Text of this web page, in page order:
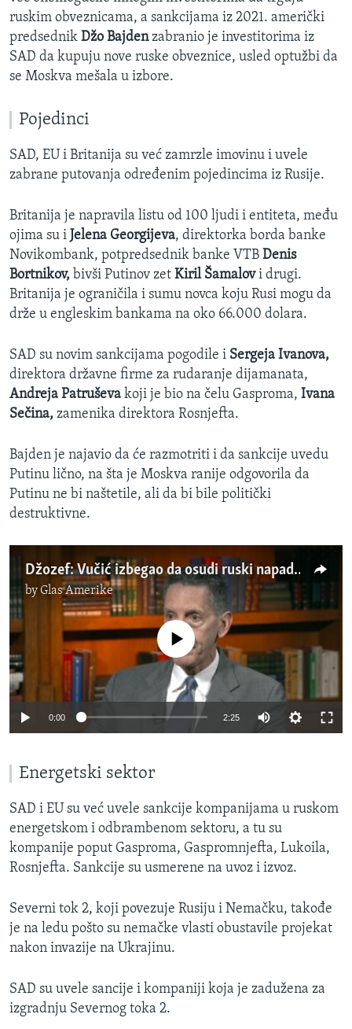
ruskim obveznicama, a sankcijama iz 2021. američki
predsednik Džo Bajdenzabranio je investitorima iz
SAD da kupuju nove ruske obveznice, usled optužbi da
se Moskva mešala u izbore.
Pojedinci
SAD, EU i Britanija su već zamrzle imovinu i uvele
zabrane putovanja određenim pojedincima iz Rusije.
Britanija je napravila listu od 100 ljudi i entiteta, među
ojima su i Jelena Georgijeva, direktorka borda banke
Novikombank, potpredsednik banke VTB Denis
Bortnikov, bivši Putinov zet Kiril Šamalovi drugi.
Britanija je ograničila i sumu novca koju Rusi mogu da
drže u engleskim bankama na oko 66.000 dolara.
SAD su novim sankcijama pogodile i Sergeja Ivanova,
direktora državne firme za rudaranje dijamanata,
Andreja Patruševa koji je bio na čelu Gasproma, Ivana
Sečina, zamenika direktora Rosnjefta.
Bajden je najavio da će razmotriti i da sankcije uvedu
Putinu lično, na šta je Moskva ranije odgovorila da
Putinu ne bi naštetile, ali da bi bile politički
destruktivne.
Džozef: Vučić izbegao da osudi ruski napad na Ukrajinu
byGlas Amerike
No media source currently available
0:00 2:25
Energetski sektor
SAD i EU su već uvele sankcije kompanijama u ruskom
energetskom i odbrambenom sektoru, a tu su
kompanije poput Gasproma, Gaspromnjefta, Lukoila,
Rosnjefta. Sankcije su usmerene na uvoz i izvoz.
Severni tok 2, koji povezuje Rusiju i Nemačku, takođe
je na ledu pošto su nemačke vlasti obustavile projekat
nakon invazije na Ukrajinu.
SAD su uvele sancije i kompaniji koja je zadužena za
izgradnju Severnog toka 2.